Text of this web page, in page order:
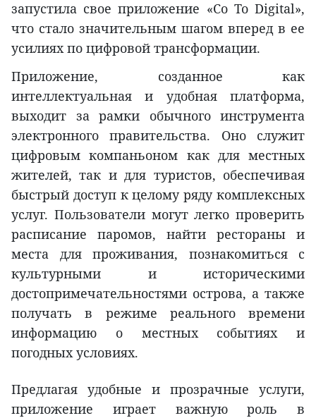
запустила свое приложение «Co To Digital»,
что стало значительным шагом вперед в ее
усилиях по цифровой трансформации.
Приложение, созданное как
интеллектуальная и удобная платформа,
выходит за рамки обычного инструмента
электронного правительства. Оно служит
цифровым компаньоном как для местных
жителей, так и для туристов, обеспечивая
быстрый доступ к целому ряду комплексных
услуг. Пользователи могут легко проверить
расписание паромов, найти рестораны и
места для проживания, познакомиться с
культурными и историческими
достопримечательностями острова, а также
получать в режиме реального времени
информацию о местных событиях и
погодных условиях.
Предлагая удобные и прозрачные услуги,
приложение играет важную роль в